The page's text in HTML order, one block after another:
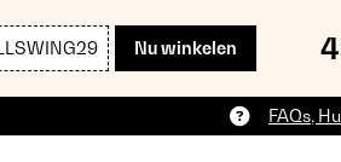
Nu winkelen
FAQs,